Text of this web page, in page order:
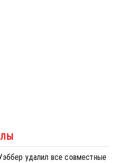
удалил все совместные